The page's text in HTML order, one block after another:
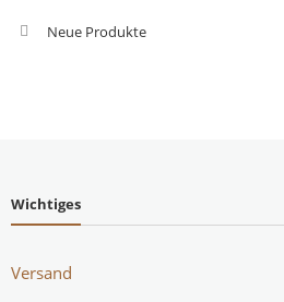
Neue Produkte
Wichtiges
Versand